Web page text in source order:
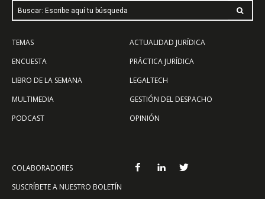
Buscar: Escribe aquí tu búsqueda
TEMAS
ENCUESTA
LIBRO DE LA SEMANA
MULTIMEDIA
PODCAST
ACTUALIDAD JURÍDICA
PRÁCTICA JURÍDICA
LEGALTECH
GESTIÓN DEL DESPACHO
OPINIÓN
COLABORADORES
SUSCRÍBETE A NUESTRO BOLETÍN